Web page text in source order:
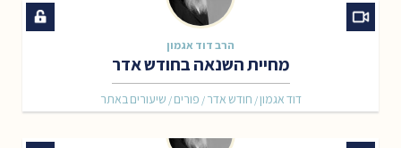
הרב דוד אגמון
מחיית השנאה בחודש אדר
שיעורים באתר / פורים / חודש אדר /דוד אגמון